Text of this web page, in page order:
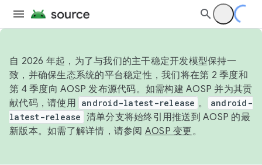
自 2026 年起，为了与我们的主干稳定开发模型保持一
致，并确保生态系统的平台稳定性，我们将在第 2 季度和
第 4 季度向 AOSP 发布源代码。如需构建 AOSP 并为其贡
献代码，请使用 android-latest-release 。
android-
latest-release 清单分支将始终引用推送到 AOSP 的最
新版本。如需了解详情，请参阅 AOSP 变更。